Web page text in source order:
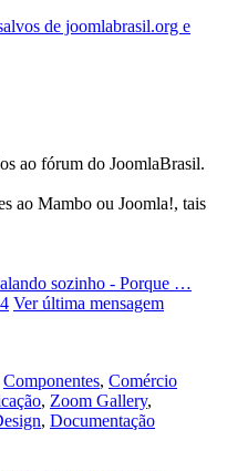
de joomlabrasil.org e
ao fórum do JoomlaBrasil.
ao Mambo ou Joomla!, tais
sozinho - Porque …
Ver última mensagem
Componentes, Comércio
, Zoom Gallery,
, Documentação